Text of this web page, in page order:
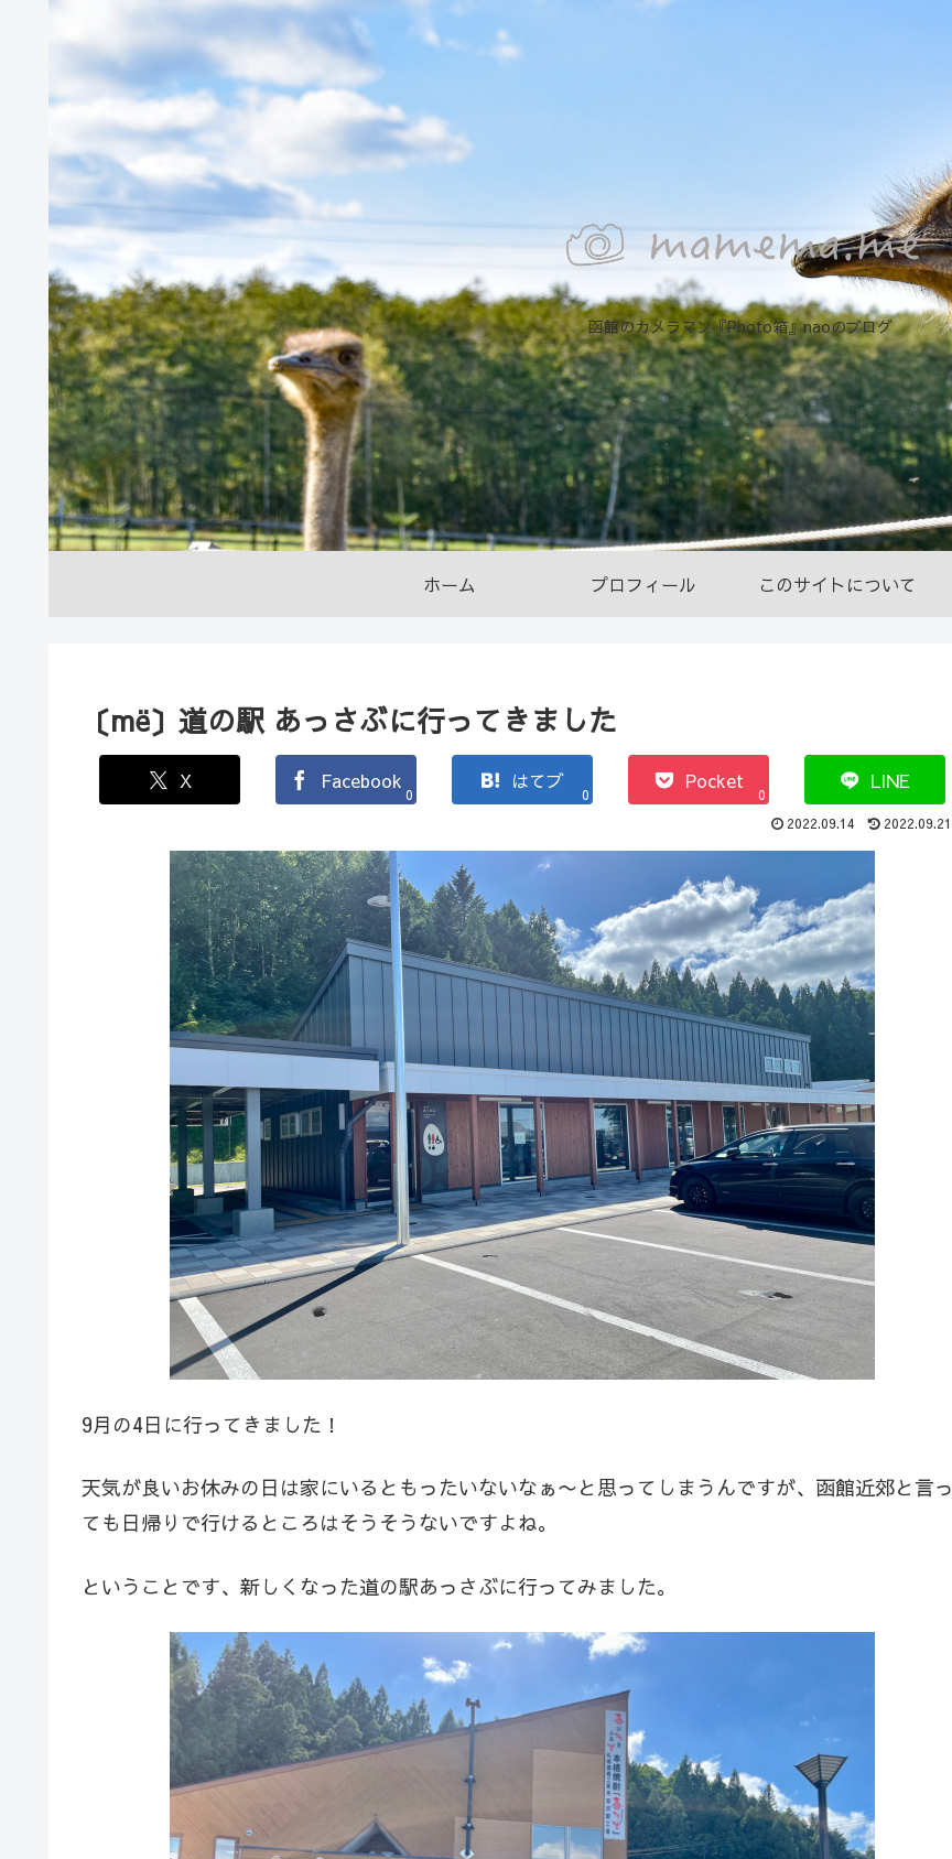
函館のカメラマン『Photo箱』naoのブログ
ホーム プロフィール このサイトについて
〔më〕道の駅 あっさぶに行ってきました
X Facebook
0
はてブ
0
Pocket
0
LINE
2022.09.14 2022.09.21
9月の4日に行ってきました！
天気が良いお休みの日は家にいるともったいないなぁ〜と思ってしまうんですが、函館近郊と言っ
ても日帰りで行けるところはそうそうないですよね。
ということです、新しくなった道の駅あっさぶに行ってみました。